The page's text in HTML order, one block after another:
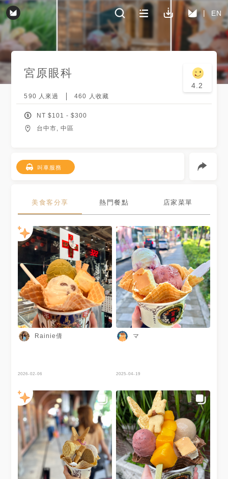
EN
宮原眼科
4.2
590 人來過 460 人收藏
NT $101 - $300
台中市, 中區
叫車服務
美食客分享 熱門餐點 店家菜單
Rainie倩
2026-02-06
マ
2025-04-19